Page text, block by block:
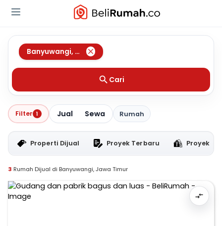
Banyuwangi, Jawa Timur
Cari
Filter 1 Jual Sewa Rumah
Properti Dijual Proyek Terbaru Proyek
3 Rumah Dijual di Banyuwangi, Jawa Timur